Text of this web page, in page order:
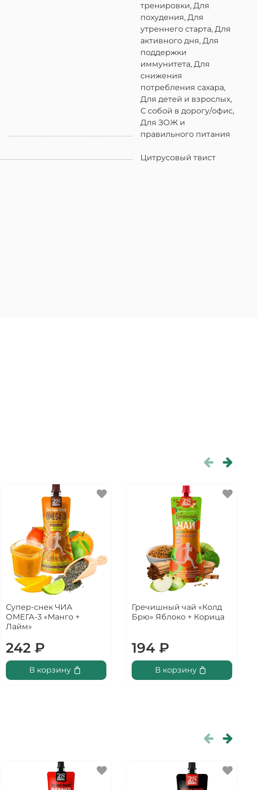
тренировки, Для
похудения, Для
утреннего старта, Для
активного дня, Для
поддержки
иммунитета, Для
снижения
потребления сахара,
Для детей и взрослых,
С собой в дорогу/офис,
Для ЗОЖ и
правильного питания
Цитрусовый твист
Супер-снек ЧИА
ОМЕГА-3 «Манго +
Лайм»
242 ₽
В корзину
Гречишный чай «Колд
Брю» Яблоко + Корица
194 ₽
В корзину